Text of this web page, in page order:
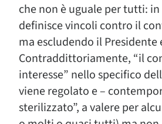
che non è uguale per tutti:
definisce vincoli contro il
ma escludendo il Presidente
Contraddittoriamente, “il
interesse” nello specifico
viene regolato e –
sterilizzato”, a valere per